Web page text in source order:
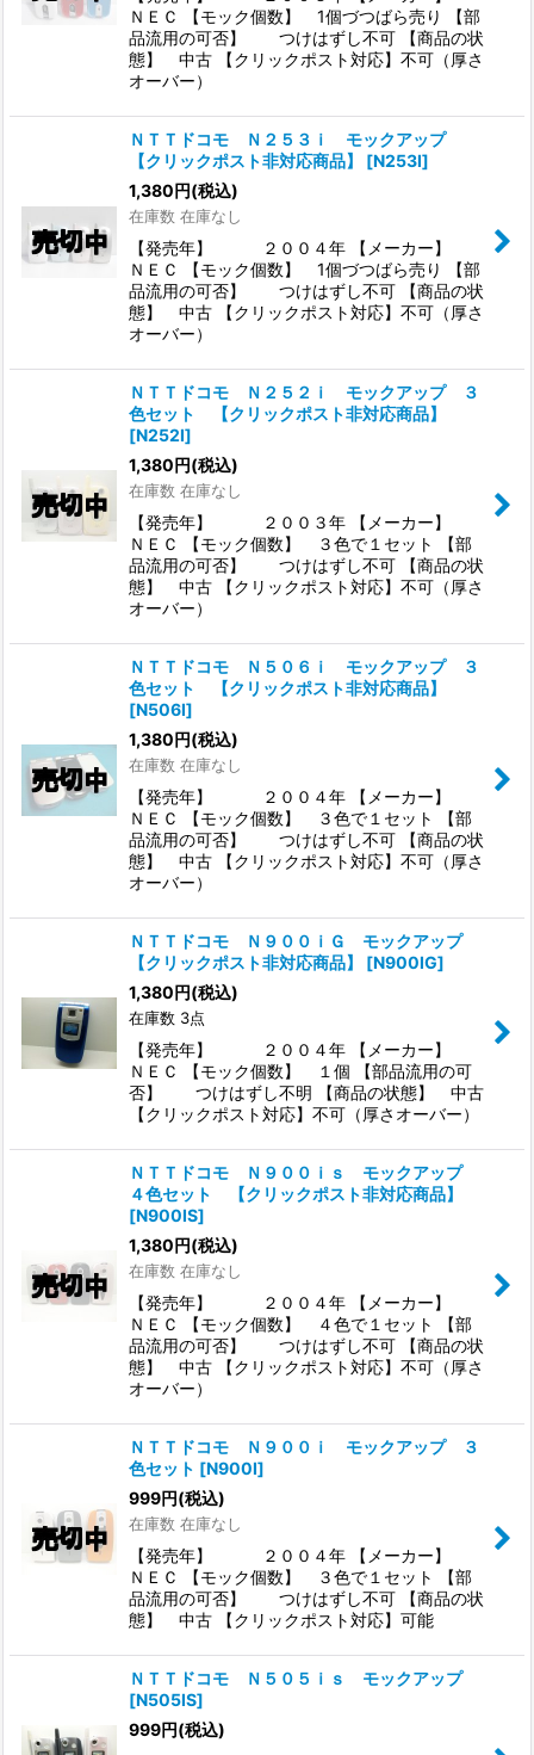
ＮＥＣ 【モック個数】 1個づつばら売り 【部
品流用の可否】 つけはずし不可 【商品の状
態】 中古 【クリックポスト対応】不可（厚さ
オーバー）
ＮＴＴドコモ Ｎ２５３ｉ モックアップ
【クリックポスト非対応商品】
[N253I]
1,380円(税込)
在庫数 在庫なし
【発売年】 ２００４年 【メーカー】
ＮＥＣ 【モック個数】 1個づつばら売り 【部
品流用の可否】 つけはずし不可 【商品の状
態】 中古 【クリックポスト対応】不可（厚さ
オーバー）
ＮＴＴドコモ Ｎ２５２ｉ モックアップ ３
色セット 【クリックポスト非対応商品】
[N252I]
1,380円(税込)
在庫数 在庫なし
【発売年】 ２００３年 【メーカー】
ＮＥＣ 【モック個数】 ３色で１セット 【部
品流用の可否】 つけはずし不可 【商品の状
態】 中古 【クリックポスト対応】不可（厚さ
オーバー）
ＮＴＴドコモ Ｎ５０６ｉ モックアップ ３
色セット 【クリックポスト非対応商品】
[N506I]
1,380円(税込)
在庫数 在庫なし
【発売年】 ２００４年 【メーカー】
ＮＥＣ 【モック個数】 ３色で１セット 【部
品流用の可否】 つけはずし不可 【商品の状
態】 中古 【クリックポスト対応】不可（厚さ
オーバー）
ＮＴＴドコモ Ｎ９００ｉＧ モックアップ
【クリックポスト非対応商品】
[N900IG]
1,380円(税込)
在庫数 3点
【発売年】 ２００４年 【メーカー】
ＮＥＣ 【モック個数】 １個 【部品流用の可
否】 つけはずし不明 【商品の状態】 中古
【クリックポスト対応】不可（厚さオーバー）
ＮＴＴドコモ Ｎ９００ｉｓ モックアップ
４色セット 【クリックポスト非対応商品】
[N900IS]
1,380円(税込)
在庫数 在庫なし
【発売年】 ２００４年 【メーカー】
ＮＥＣ 【モック個数】 ４色で１セット 【部
品流用の可否】 つけはずし不可 【商品の状
態】 中古 【クリックポスト対応】不可（厚さ
オーバー）
ＮＴＴドコモ Ｎ９００ｉ モックアップ ３
色セット [N900I]
999円(税込)
在庫数 在庫なし
【発売年】 ２００４年 【メーカー】
ＮＥＣ 【モック個数】 ３色で１セット 【部
品流用の可否】 つけはずし不可 【商品の状
態】 中古 【クリックポスト対応】可能
ＮＴＴドコモ Ｎ５０５ｉｓ モックアップ
[N505IS]
999円(税込)